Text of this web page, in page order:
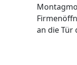
an die Tür